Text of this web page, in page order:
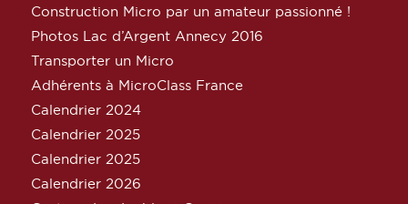
Construction Micro par un amateur passionné !
Photos Lac d’Argent Annecy 2016
Transporter un Micro
Adhérents à MicroClass France
Calendrier 2024
Calendrier 2025
Calendrier 2025
Calendrier 2026